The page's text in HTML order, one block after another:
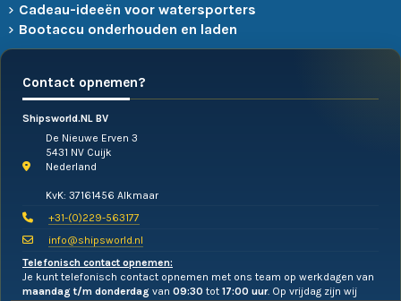
Cadeau-ideeën voor watersporters
Bootaccu onderhouden en laden
Contact opnemen?
Shipsworld.NL BV
De Nieuwe Erven 3
5431 NV Cuijk
Nederland
KvK: 37161456 Alkmaar
+31-(0)229-563177
info@shipsworld.nl
Telefonisch contact opnemen:
Je kunt telefonisch contact opnemen met ons team op werkdagen van
maandag t/m donderdag van 09:30 tot 17:00 uur. Op vrijdag zijn wij